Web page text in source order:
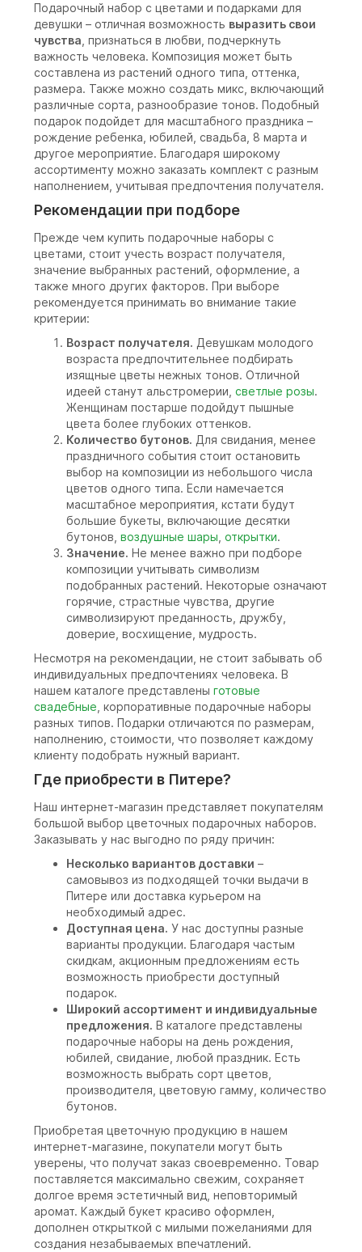
Подарочный набор с цветами и подарками для
девушки – отличная возможность выразить свои
чувства, признаться в любви, подчеркнуть
важность человека. Композиция может быть
составлена из растений одного типа, оттенка,
размера. Также можно создать микс, включающий
различные сорта, разнообразие тонов. Подобный
подарок подойдет для масштабного праздника –
рождение ребенка, юбилей, свадьба, 8 марта и
другое мероприятие. Благодаря широкому
ассортименту можно заказать комплект с разным
наполнением, учитывая предпочтения получателя.
Рекомендации при подборе
Прежде чем купить подарочные наборы с
цветами, стоит учесть возраст получателя,
значение выбранных растений, оформление, а
также много других факторов. При выборе
рекомендуется принимать во внимание такие
критерии:
Возраст получателя. Девушкам молодого
возраста предпочтительнее подбирать
изящные цветы нежных тонов. Отличной
идеей станут альстромерии, светлые розы.
Женщинам постарше подойдут пышные
цвета более глубоких оттенков.
Количество бутонов. Для свидания, менее
праздничного события стоит остановить
выбор на композиции из небольшого числа
цветов одного типа. Если намечается
масштабное мероприятия, кстати будут
большие букеты, включающие десятки
бутонов, воздушные шары, открытки.
Значение. Не менее важно при подборе
композиции учитывать символизм
подобранных растений. Некоторые означают
горячие, страстные чувства, другие
символизируют преданность, дружбу,
доверие, восхищение, мудрость.
Несмотря на рекомендации, не стоит забывать об
индивидуальных предпочтениях человека. В
нашем каталоге представлены готовые
свадебные, корпоративные подарочные наборы
разных типов. Подарки отличаются по размерам,
наполнению, стоимости, что позволяет каждому
клиенту подобрать нужный вариант.
Где приобрести в Питере?
Наш интернет-магазин представляет покупателям
большой выбор цветочных подарочных наборов.
Заказывать у нас выгодно по ряду причин:
Несколько вариантов доставки –
самовывоз из подходящей точки выдачи в
Питере или доставка курьером на
необходимый адрес.
Доступная цена. У нас доступны разные
варианты продукции. Благодаря частым
скидкам, акционным предложениям есть
возможность приобрести доступный
подарок.
Широкий ассортимент и индивидуальные
предложения. В каталоге представлены
подарочные наборы на день рождения,
юбилей, свидание, любой праздник. Есть
возможность выбрать сорт цветов,
производителя, цветовую гамму, количество
бутонов.
Приобретая цветочную продукцию в нашем
интернет-магазине, покупатели могут быть
уверены, что получат заказ своевременно. Товар
поставляется максимально свежим, сохраняет
долгое время эстетичный вид, неповторимый
аромат. Каждый букет красиво оформлен,
дополнен открыткой с милыми пожеланиями для
создания незабываемых впечатлений.